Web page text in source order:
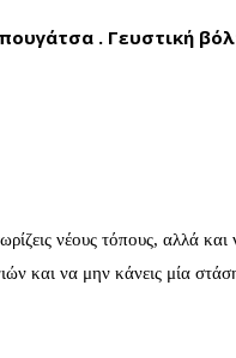
. Γευστική
νέους τόπους, αλλά
και να μην κάνεις μία